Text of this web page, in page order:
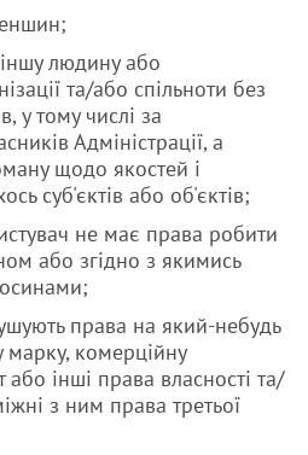
людину або
та/або спільноти без
у тому числі за
Адміністрації, а
щодо якостей і
суб'єктів або об'єктів;
не має права робити
або згідно з якимись
права на який-небудь
марку, комерційну
інші права власності та/
з ним права третьої